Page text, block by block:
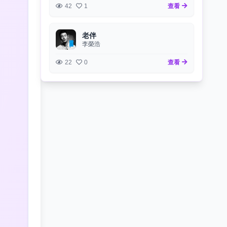
42 1 查看
老伴
李榮浩
22 0 查看